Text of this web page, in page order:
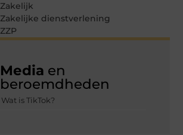
Zakelijk
Zakelijke dienstverlening
ZZP
Media en
beroemdheden
Wat is TikTok?